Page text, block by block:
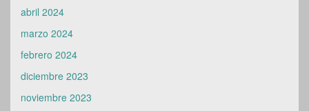
abril 2024
marzo 2024
febrero 2024
diciembre 2023
noviembre 2023